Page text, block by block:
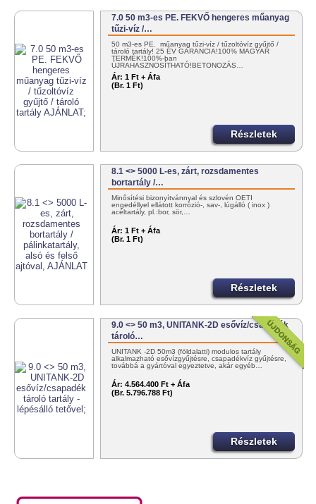
7.0 50 m3-es PE. FEKVŐ hengeres műanyag
tűzi-víz /…
50 m3-es PE. műanyag tűzi-víz / tűzoltóvíz gyűjtő /
tároló tartály! 25 ÉV GARANCIA!100% MAGYAR
TERMÉK!100%-ban
ÚJRAHASZNOSÍTHATÓ!BETONOZÁS…
Ár: 1 Ft + Áfa
(Br. 1 Ft)
Részletek
8.1 <> 5000 L-es, zárt, rozsdamentes
bortartály /…
Minősítési bizonyítvánnyal és szlovén OÉTI
engedéllyel ellátott korrózió-, sav-, lúgálló ( inox )
acéltartály, pl.:bor, sör,…
Ár: 1 Ft + Áfa
(Br. 1 Ft)
Részletek
9.0 <> 50 m3, UNITANK-2D esővíz/csapadék
tároló…
UNITANK -2D 50m3 (földalatti) modulos tartály
alkalmazható esővízgyűjtésre, csapadékvíz gyűjtésre,
továbbá a gyártóval egyeztetve, akár egyéb…
Ár: 4.564.400 Ft + Áfa
(Br. 5.796.788 Ft)
Részletek